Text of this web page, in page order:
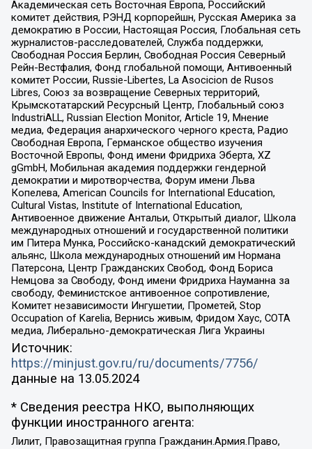
Академическая сеть Восточная Европа, Российский
комитет действия, РЭНД корпорейшн, Русская Америка за
демократию в России, Настоящая Россия, Глобальная сеть
журналистов-расследователей, Служба поддержки,
Свободная Россия Берлин, Свободная Россия Северный
Рейн-Вестфалия, Фонд глобальной помощи, Антивоенный
комитет России, Russie-Libertes, La Asocicion de Rusos
Libres, Союз за возвращение Северных территорий,
Крымскотатарский Ресурсный Центр, Глобальный союз
IndustriALL, Russian Election Monitor, Article 19, Мнение
медиа, Федерация анархического черного креста, Радио
Свободная Европа, Германское общество изучения
Восточной Европы, Фонд имени Фридриха Эберта, XZ
gGmbH, Мобильная академия поддержки гендерной
демократии и миротворчества, Форум имени Льва
Копелева, American Councils for International Education,
Cultural Vistas, Institute of International Education,
Антивоенное движение Антальи, Открытый диалог, Школа
международных отношений и государственной политики
им Питера Мунка, Российско-канадский демократический
альянс, Школа международных отношений им Нормана
Патерсона, Центр Гражданских Свобод, Фонд Бориса
Немцова за Свободу, Фонд имени Фридриха Науманна за
свободу, Феминистское антивоенное сопротивление,
Комитет независимости Ингушетии, Прометей, Stop
Occupation of Karelia, Вернись живым, Фридом Хаус, СОТА
медиа, Либерально-демократическая Лига Украины
Источник:
https://minjust.gov.ru/ru/documents/7756/
данные на 13.05.2024
* Сведения реестра НКО, выполняющих
функции иностранного агента:
Лилит, Правозащитная группа Гражданин.Армия.Право,